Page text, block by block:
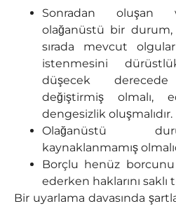
Sonradan oluşan
olağanüstü bir durum,
sırada mevcut
istenmesini
düşecek
değiştirmiş olmalı,
dengesizlik oluşmalıdır.
Olağanüstü
kaynaklanmamış
Borçlu henüz
ederken haklarını saklı
Bir uyarlama davasında